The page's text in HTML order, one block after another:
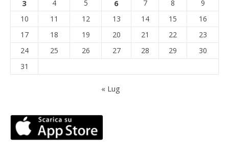
3 4 5 6 7 8
9
10
11 12 13 14 15
16
17
18 19 20 21 22
23
24
25 26 27 28 29
30
31
« Lug